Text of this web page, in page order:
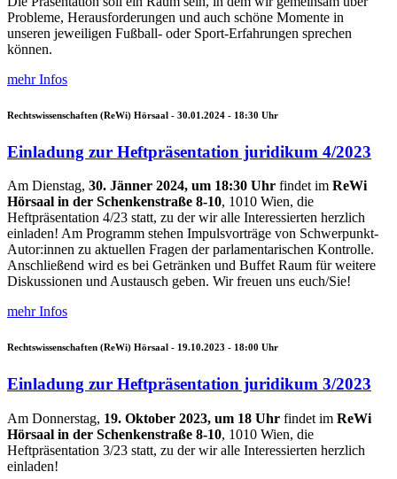
Probleme, Herausforderungen und auch schöne Momente in
unseren jeweiligen Fußball- oder Sport-Erfahrungen sprechen
können.
mehr Infos
Rechtswissenschaften (ReWi) Hörsaal - 30.01.2024 - 18:30 Uhr
Einladung zur Heftpräsentation juridikum 4/2023
Am Dienstag, 30. Jänner 2024, um 18:30 Uhr findet im ReWi
Hörsaal in der Schenkenstraße 8-10, 1010 Wien, die
Heftpräsentation 4/23 statt, zu der wir alle Interessierten herzlich
einladen! Am Programm stehen Impulsvorträge von Schwerpunkt-
Autor:innen zu aktuellen Fragen der parlamentarischen Kontrolle.
Anschließend wird es bei Getränken und Buffet Raum für weitere
Diskussionen und Austausch geben. Wir freuen uns euch/Sie!
mehr Infos
Rechtswissenschaften (ReWi) Hörsaal - 19.10.2023 - 18:00 Uhr
Einladung zur Heftpräsentation juridikum 3/2023
Am Donnerstag, 19. Oktober 2023, um 18 Uhr findet im ReWi
Hörsaal in der Schenkenstraße 8-10, 1010 Wien, die
Heftpräsentation 3/23 statt, zu der wir alle Interessierten herzlich
einladen!